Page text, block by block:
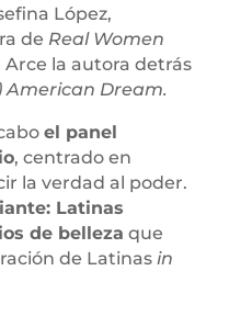
López,
de Real Women
Arce la autora detrás
American Dream.
el panel
, centrado en
la verdad al poder.
Latinas
de belleza que
de Latinas in